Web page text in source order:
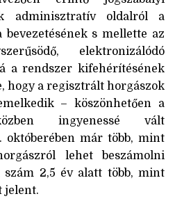
adminisztratív oldalról a
s mellette az
elektronizálódó
a rendszer kifehérítésének
hogy a regisztrált horgászok
– köszönhetően a
ingyenessé vált
októberében már több, mint
lehet beszámolni
szám 2,5 év alatt több, mint
jelent.